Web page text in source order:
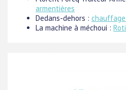
armentières
Dedans-dehors :
La machine à méchoui :